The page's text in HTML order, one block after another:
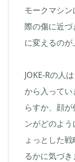
モークマシ
際の傷に近づ
に変えるのが
JOKE-Rの人
から入って
らすか、顔
ンがどのよ
ょっとした
るかに気づき